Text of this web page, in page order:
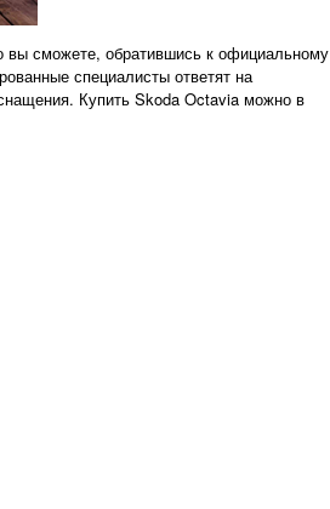
вы сможете, обратившись к официальному
специалисты ответят на
Купить Skoda Octavia можно в